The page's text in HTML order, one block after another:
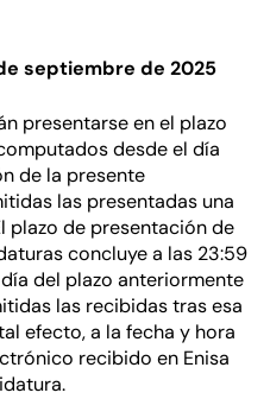
septiembre de 2025
presentarse en el plazo
desde el día
de la presente
las presentadas una
plazo de presentación de
concluye a las 23:59
del plazo anteriormente
las recibidas tras esa
efecto, a la fecha y hora
recibido en Enisa